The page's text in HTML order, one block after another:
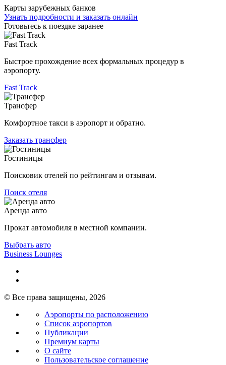
Карты зарубежных банков
Узнать подробности и заказать онлайн
Готовьтесь к поездке заранее
Fast Track
Быстрое прохождение всех формальных процедур в
аэропорту.
Fast Track
Трансфер
Комфортное такси в аэропорт и обратно.
Заказать трансфер
Гостиницы
Поисковик отелей по рейтингам и отзывам.
Поиск отеля
Аренда авто
Прокат автомобиля в местной компании.
Выбрать авто
Business Lounges
© Все права защищены, 2026
Аэропорты по расположению
Список аэропортов
Публикации
Премиум карты
О сайте
Пользовательское соглашение